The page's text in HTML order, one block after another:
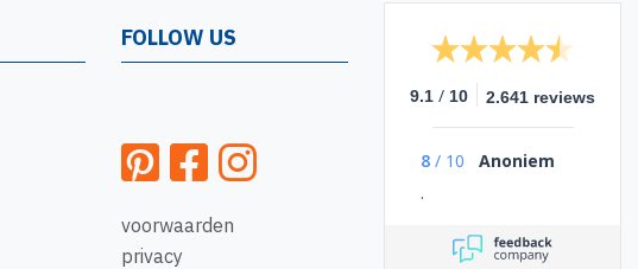
FOLLOW US
voorwaarden
privacy
9.1 / 10 2.641 reviews
8 / 10
Anoniem
.